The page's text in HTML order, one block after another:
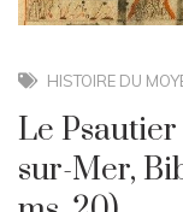
HISTOIRE DU
Le
sur-Mer,